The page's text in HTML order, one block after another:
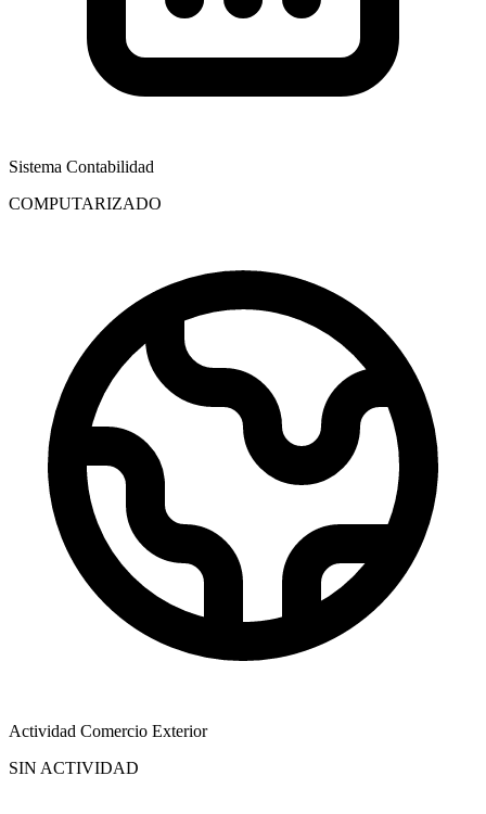
Sistema Contabilidad
COMPUTARIZADO
Actividad Comercio Exterior
SIN ACTIVIDAD